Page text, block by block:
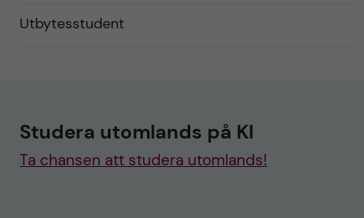
Utbytesstudent
Studera utomlands på KI
Ta chansen att studera utomlands!